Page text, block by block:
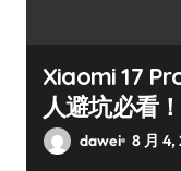
Xiaomi 17
人避坑必看！
dawei 8 月 4,